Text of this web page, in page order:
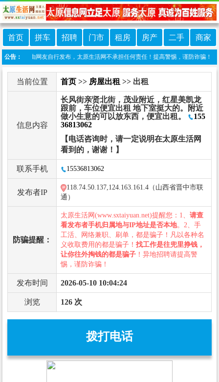
首页 拼车 招聘 门市 租房 房产 二手 商家
公告：
目信息由网友自行发布，太原生活网不承担任何责任！提高警惕，谨防诈骗！做
当前位置 首页 >> 房屋出租 >> 出租
信息内容
长风街亲贤北街，茂业附近，红星美凯龙
跟前，车位便宜出租 地下室挺大的。附近
做小生意的可以放东西，便宜出租。
155
36813062
【电话咨询时，请一定说明在太原生活网
看到的，谢谢！】
联系手机 15536813062
发布者IP
118.74.50.137,124.163.161.4（山西省晋中市联
通）
防骗提醒：
太原生活网(www.sxtaiyuan.net)提醒您：1、 请查
看发布者手机归属地与IP地址是否本地。2、手
工活、网络兼职、刷单，都是骗子！凡以各种名
义收取费用的都是骗子！ 找工作是往兜里挣钱，
让你往外掏钱的都是骗子 ！异地招聘请提高警
惕，谨防诈骗！
发布时间 2026-05-10 10:04:24
浏览 126 次
拨打电话